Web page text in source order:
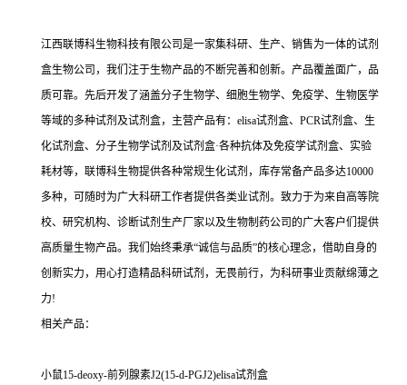
江西联博科生物科技有限公司是一家集科研、生产、销售为一体的试剂
盒生物公司，我们注于生物产品的不断完善和创新。产品覆盖面广，品
质可靠。先后开发了涵盖分子生物学、细胞生物学、免疫学、生物医学
等域的多种试剂及试剂盒，主营产品有：elisa试剂盒、PCR试剂盒、生
化试剂盒、分子生物学试剂及试剂盒·各种抗体及免疫学试剂盒、实验
耗材等，联博科生物提供各种常规生化试剂，库存常备产品多达10000
多种，可随时为广大科研工作者提供各类业试剂。致力于为来自高等院
校、研究机构、诊断试剂生产厂家以及生物制药公司的广大客户们提供
高质量生物产品。我们始终秉承“诚信与品质”的核心理念，借助自身的
创新实力，用心打造精品科研试剂，无畏前行，为科研事业贡献绵薄之
力!
相关产品：
小鼠15-deoxy-前列腺素J2(15-d-PGJ2)elisa试剂盒